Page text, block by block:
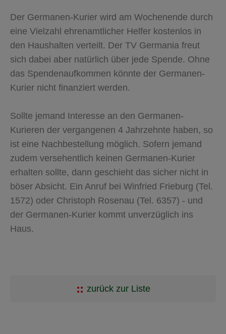
Der Germanen-Kurier wird am Wochenende durch
eine Vielzahl ehrenamtlicher Helfer kostenlos in
den Haushalten verteilt. Der TV Germania freut
sich dabei aber natürlich über jede Spende. Ohne
das Spendenaufkommen könnte der Germanen-
Kurier nicht finanziert werden.
Sollte jemand Interesse an den Germanen-
Kurieren der vergangenen 4 Jahrzehnte haben, so
ist eine Nachbestellung möglich. Sofern jemand
zudem versehentlich keinen Germanen-Kurier
erhalten sollte, dann geschieht das sicher nicht in
böser Absicht. Ein Anruf bei Winfried Frieburg (Tel.
1572) oder Christoph Rosenau (Tel. 6357) - und
der Germanen-Kurier kommt unverzüglich ins
Haus.
zurück zur Liste